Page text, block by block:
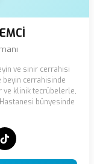
ve sinir cerrahisi
beyin cerrahisinde
ve klinik tecrübelerle,
bünyesinde